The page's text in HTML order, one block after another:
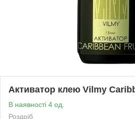
Активатор клею Vilmy
В наявності 4 од.
Роздріб